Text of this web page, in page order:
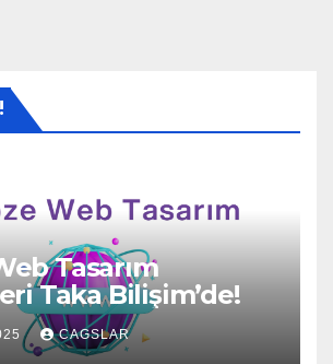
Tasarım
Taka Bilişim’de!
CAGSLAR